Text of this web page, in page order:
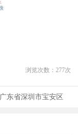
浏览次数： 277次
广东省深圳市宝安区